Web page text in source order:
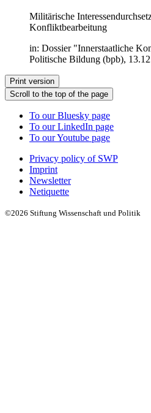
Militärische
Konfliktbearbeitung
in: Dossier "Innerstaatliche
Politische Bildung (bpb),
Print version
Scroll to the top of the page
To our Bluesky page
To our LinkedIn page
To our Youtube page
Privacy policy of SWP
Imprint
Newsletter
Netiquette
©2026 Stiftung Wissenschaft und Politik